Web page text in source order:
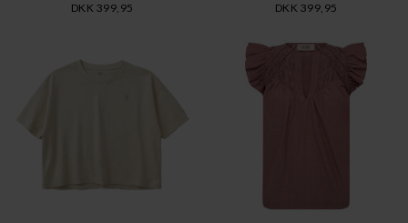
DKK 399,95 DKK 399,95